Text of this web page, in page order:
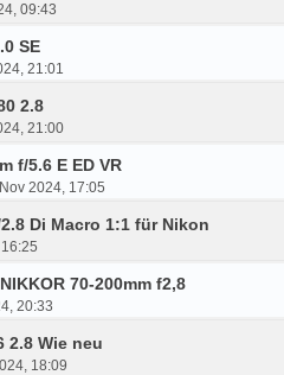
09:43
SE
21:01
2.8
21:00
f/5.6 E ED VR
2024, 17:05
Di Macro 1:1 für Nikon
70-200mm f2,8
20:33
2.8 Wie neu
18:09